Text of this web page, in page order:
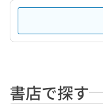
書店で探す